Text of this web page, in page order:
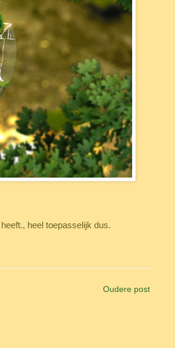
heel toepasselijk dus.
Oudere post